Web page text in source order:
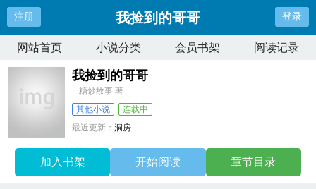
注册 我捡到的哥哥 登录
网站首页 小说分类 会员书架 阅读记录
我捡到的哥哥
糖炒故事 著
其他小说
连载中
最近更新：洞房
加入书架 开始阅读 章节目录